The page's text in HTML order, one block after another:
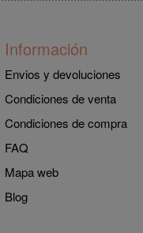
Información
Envios y devoluciones
Condiciones de venta
Condiciones de compra
FAQ
Mapa web
Blog